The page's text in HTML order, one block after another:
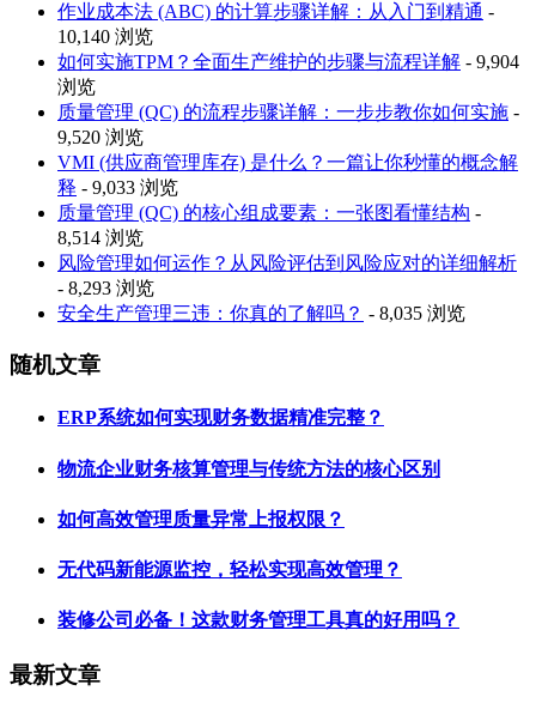
作业成本法 (ABC) 的计算步骤详解：从入门到精通 -
10,140 浏览
如何实施TPM？全面生产维护的步骤与流程详解 - 9,904
浏览
质量管理 (QC) 的流程步骤详解：一步步教你如何实施 -
9,520 浏览
VMI (供应商管理库存) 是什么？一篇让你秒懂的概念解
释 - 9,033 浏览
质量管理 (QC) 的核心组成要素：一张图看懂结构 -
8,514 浏览
风险管理如何运作？从风险评估到风险应对的详细解析
- 8,293 浏览
安全生产管理三违：你真的了解吗？ - 8,035 浏览
随机文章
ERP系统如何实现财务数据精准完整？
物流企业财务核算管理与传统方法的核心区别
如何高效管理质量异常上报权限？
无代码新能源监控，轻松实现高效管理？
装修公司必备！这款财务管理工具真的好用吗？
最新文章